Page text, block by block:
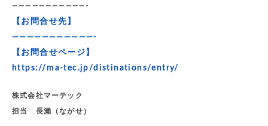
———————————-
【お問合せ先】
———————————-
【お問合せページ】
https://ma-tec.jp/distinations/entry/
株式会社マーテック
担当 長瀨（ながせ）